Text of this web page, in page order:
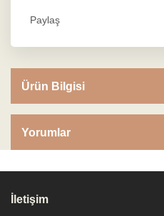
Paylaş
Ürün Bilgisi
Yorumlar
İletişim